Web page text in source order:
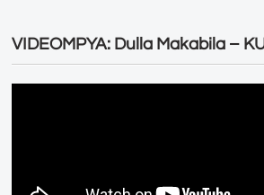
VIDEOMPYA: Dulla Makabila –